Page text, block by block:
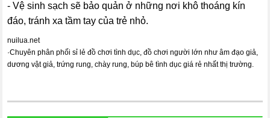
- Vệ sinh sạch sẽ bảo quản ở những nơi khô thoáng kín
đáo, tránh xa tầm tay của trẻ nhỏ.
nuilua.net
·Chuyên phân phối sỉ lẻ đồ chơi tình dục, đồ chơi người lớn như âm đạo giả,
dương vật giả, trứng rung, chày rung, búp bê tình dục giá rẻ nhất thị trường.